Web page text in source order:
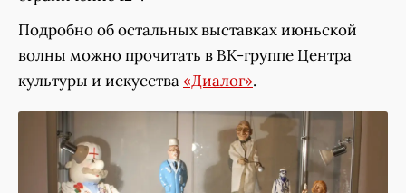
Подробно об остальных выставках июньской
волны можно прочитать в ВК-группе Центра
культуры и искусства«Диалог».